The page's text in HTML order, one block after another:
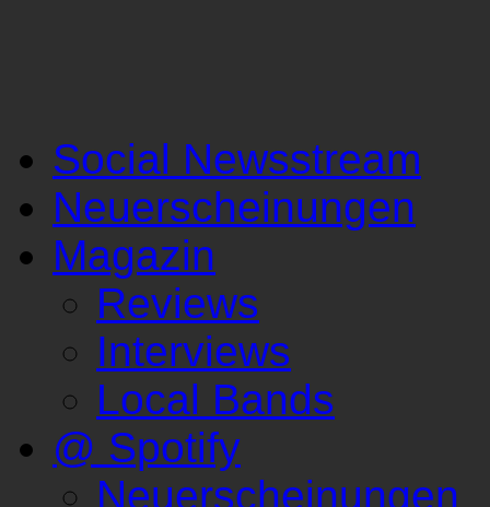
Social Newsstream
Neuerscheinungen
Magazin
Reviews
Interviews
Local Bands
@ Spotify
Neuerscheinungen